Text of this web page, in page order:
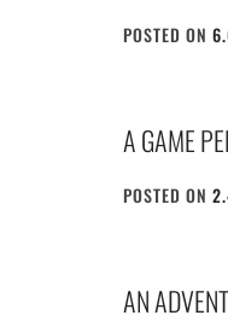
POSTED ON
A GAME
POSTED ON
AN